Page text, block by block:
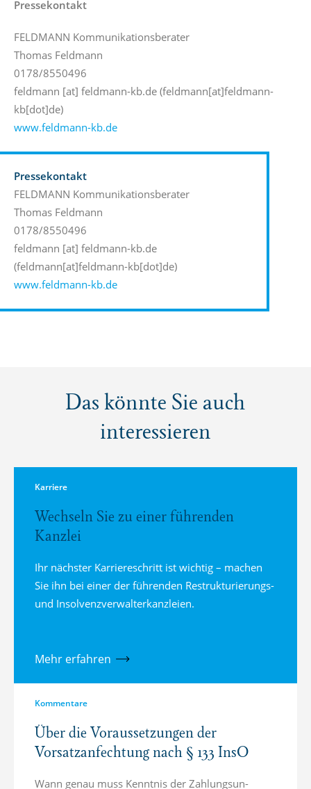
Pressekontakt
FELDMANN Kommunikationsberater
Thomas Feldmann
0178/8550496
feldmann [at] feldmann-kb.de (feldmann[at]feldmann-
kb[dot]de)
www.feldmann-kb.de
Pressekontakt
FELDMANN Kommunikationsberater
Thomas Feldmann
0178/8550496
feldmann [at] feldmann-kb.de
(feldmann[at]feldmann-kb[dot]de)
www.feldmann-kb.de
Das könnte Sie auch
interessieren
Karriere
Wechseln Sie zu einer führenden
Kanzlei
Ihr nächster Karriereschritt ist wichtig – machen
Sie ihn bei einer der führenden Restrukturierungs-
und Insolvenzverwalterkanzleien.
Mehr erfahren
Kommentare
Über die Voraussetzungen der
Vorsatzanfechtung nach § 133 InsO
Wann genau muss Kenntnis der Zahlung­s­un­